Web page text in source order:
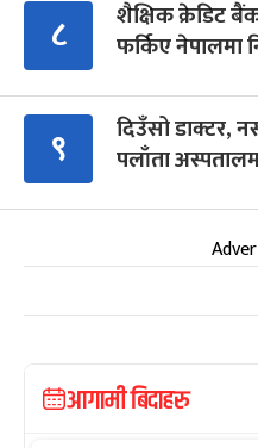
८
शैक्षिक क्रेडिट
फर्किए नेपालमा
९
दिउँसो डाक्टर,
पलाँता
आगामी बिदाहरु